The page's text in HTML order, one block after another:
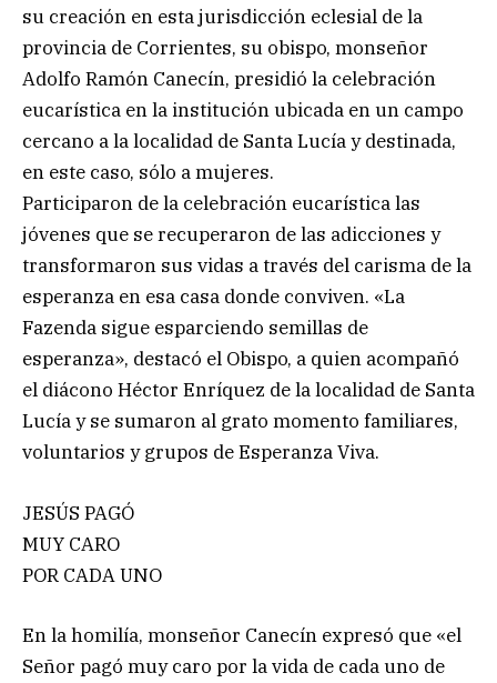
su creación en esta jurisdicción eclesial de la
provincia de Corrientes, su obispo, monseñor
Adolfo Ramón Canecín, presidió la celebración
eucarística en la institución ubicada en un campo
cercano a la localidad de Santa Lucía y destinada,
en este caso, sólo a mujeres.
Participaron de la celebración eucarística las
jóvenes que se recuperaron de las adicciones y
transformaron sus vidas a través del carisma de la
esperanza en esa casa donde conviven. «La
Fazenda sigue esparciendo semillas de
esperanza», destacó el Obispo, a quien acompañó
el diácono Héctor Enríquez de la localidad de Santa
Lucía y se sumaron al grato momento familiares,
voluntarios y grupos de Esperanza Viva.
JESÚS PAGÓ
MUY CARO
POR CADA UNO
En la homilía, monseñor Canecín expresó que «el
Señor pagó muy caro por la vida de cada uno de